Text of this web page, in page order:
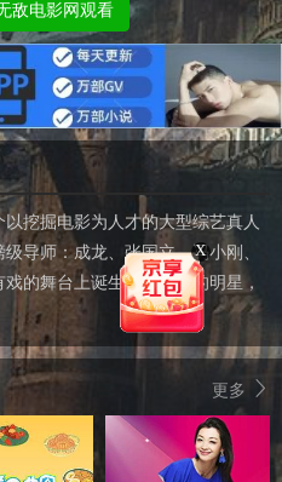
敌电影网观看
挖掘电影为人才的大型综艺真人
导师：成龙、张国立、冯小刚、
的舞台上诞生出最耀眼的明星，
更多
X